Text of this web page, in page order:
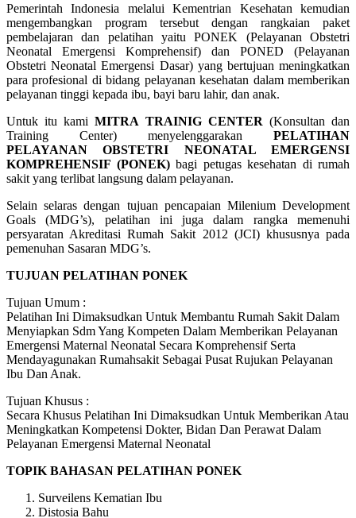
Pemerintah Indonesia melalui Kementrian Kesehatan kemudian
mengembangkan program tersebut dengan rangkaian paket
pembelajaran dan pelatihan yaitu PONEK (Pelayanan Obstetri
Neonatal Emergensi Komprehensif) dan PONED (Pelayanan
Obstetri Neonatal Emergensi Dasar) yang bertujuan meningkatkan
para profesional di bidang pelayanan kesehatan dalam memberikan
pelayanan tinggi kepada ibu, bayi baru lahir, dan anak.
Untuk itu kamiMITRA TRAINIG CENTER (Konsultan dan
Training Center) menyelenggarakan PELATIHAN
PELAYANAN OBSTETRI NEONATAL EMERGENSI
KOMPREHENSIF (PONEK)bagi petugas kesehatan di rumah
sakit yang terlibat langsung dalam pelayanan.
Selain selaras dengan tujuan pencapaian Milenium Development
Goals (MDG’s), pelatihan ini juga dalam rangka memenuhi
persyaratan Akreditasi Rumah Sakit 2012 (JCI) khususnya pada
pemenuhan Sasaran MDG’s.
TUJUAN PELATIHAN PONEK
Tujuan Umum :
Pelatihan Ini Dimaksudkan Untuk Membantu Rumah Sakit Dalam
Menyiapkan Sdm Yang Kompeten Dalam Memberikan Pelayanan
Emergensi Maternal Neonatal Secara Komprehensif Serta
Mendayagunakan Rumahsakit Sebagai Pusat Rujukan Pelayanan
Ibu Dan Anak.
Tujuan Khusus :
Secara Khusus Pelatihan Ini Dimaksudkan Untuk Memberikan Atau
Meningkatkan Kompetensi Dokter, Bidan Dan Perawat Dalam
Pelayanan Emergensi Maternal Neonatal
TOPIK BAHASAN PELATIHAN PONEK
Surveilens Kematian Ibu
Distosia Bahu